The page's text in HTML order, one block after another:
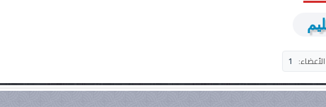
الأعضاء: 1